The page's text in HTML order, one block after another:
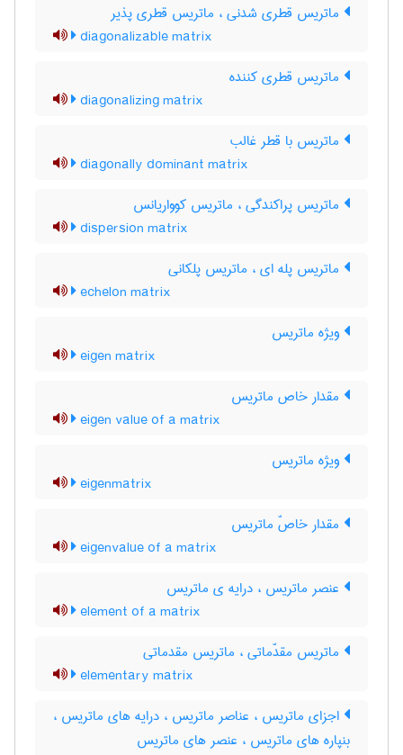
ماتریس قطری شدنی ، ماتریس قطری پذیر
diagonalizable matrix
ماتریس قطری کننده
diagonalizing matrix
ماتریس با قطر غالب
diagonally dominant matrix
ماتریس پراکندگی ، ماتریس کوواریانس
dispersion matrix
ماتریس پله ای ، ماتریس پلکانی
echelon matrix
ویژه ماتریس
eigen matrix
مقدار خاص ماتریس
eigen value of a matrix
ویژه ماتریس
eigenmatrix
مقدار خاصّ ماتریس
eigenvalue of a matrix
عنصر ماتریس ، درایه ی ماتریس
element of a matrix
ماتریس مقدّماتی ، ماتریس مقدماتی
elementary matrix
اجزای ماتریس ، عناصر ماتریس ، درایه های ماتریس ،
بنپاره های ماتریس ، عنصر های ماتریس